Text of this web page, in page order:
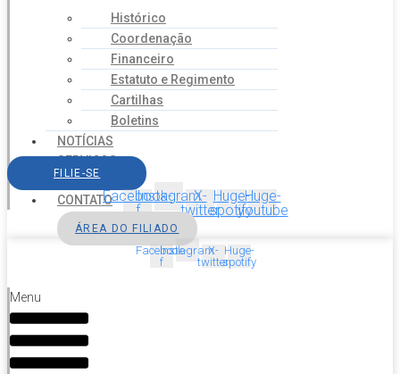
Histórico
Coordenação
Financeiro
Estatuto e Regimento
Cartilhas
Boletins
NOTÍCIAS
SERVIÇOS
AGENDA
CONTATO
FILIE-SE
Facebook-
f
InstagramX-
twitter
Huge-
spotify
Huge-
youtube
ÁREA DO FILIADO
Facebook-
f
InstagramX-
twitter
Huge-
spotify
Menu